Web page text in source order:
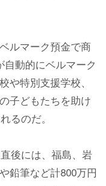
ルマーク預金で商
動的にベルマーク
や特別支援学校、
子どもたちを助け
るのだ。
直後には、福島、
鉛筆など計800万円